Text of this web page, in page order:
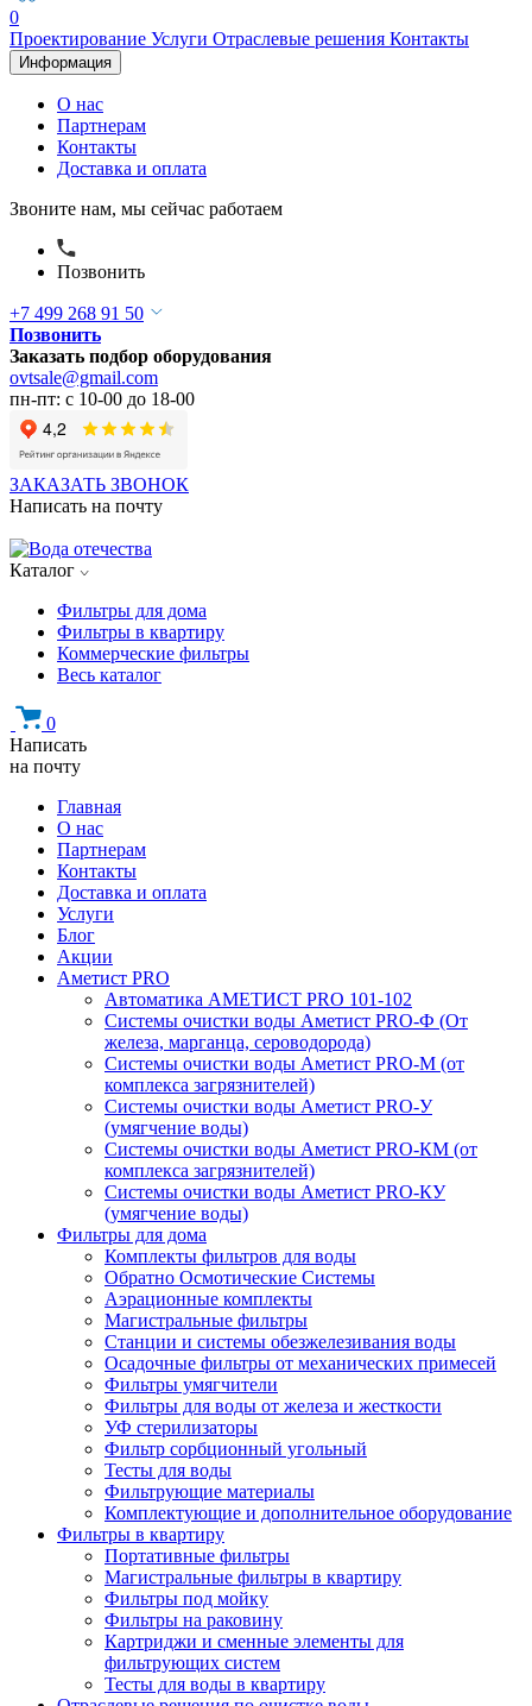
0
Проектирование Услуги Отраслевые решения Контакты
Информация
О нас
Партнерам
Контакты
Доставка и оплата
Звоните нам, мы сейчас работаем
Позвонить
+7 499 268 91 50
Позвонить
Заказать подбор оборудования
ovtsale@gmail.com
пн-пт: с 10-00 до 18-00
ЗАКАЗАТЬ ЗВОНОК
Написать на почту
Каталог
Фильтры для дома
Фильтры в квартиру
Коммерческие фильтры
Весь каталог
0
Написать
на почту
Главная
О нас
Партнерам
Контакты
Доставка и оплата
Услуги
Блог
Акции
Аметист PRO
Автоматика АМЕТИСТ PRO 101-102
Системы очистки воды Аметист PRO-Ф (От
железа, марганца, сероводорода)
Системы очистки воды Аметист PRO-M (от
комплекса загрязнителей)
Системы очистки воды Аметист PRO-У
(умягчение воды)
Системы очистки воды Аметист PRO-КM (от
комплекса загрязнителей)
Системы очистки воды Аметист PRO-КУ
(умягчение воды)
Фильтры для дома
Комплекты фильтров для воды
Обратно Осмотические Системы
Аэрационные комплекты
Магистральные фильтры
Станции и системы обезжелезивания воды
Осадочные фильтры от механических примесей
Фильтры умягчители
Фильтры для воды от железа и жесткости
УФ стерилизаторы
Фильтр сорбционный угольный
Тесты для воды
Фильтрующие материалы
Комплектующие и дополнительное оборудование
Фильтры в квартиру
Портативные фильтры
Магистральные фильтры в квартиру
Фильтры под мойку
Фильтры на раковину
Картриджи и сменные элементы для
фильтрующих систем
Тесты для воды в квартиру